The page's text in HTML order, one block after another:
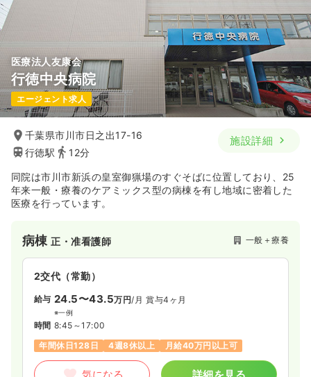
医療法人友康会
行徳中央病院
エージェント求人
千葉県市川市日之出17-16
行徳駅
12分
施設詳細
同院は市川市新浜の皇室御猟場のすぐそばに位置しており、25
年来一般・療養のケアミックス型の病棟を有し地域に密着した
医療を行っています。
病棟正・准看護師 一般＋療養
2交代（常勤）
給与 24.5〜43.5万円/月 賞与4ヶ月
※一例
時間 8:45～17:00
年間休日128日
4週8休以上 月給40万円以上可
気になる 詳細を見る